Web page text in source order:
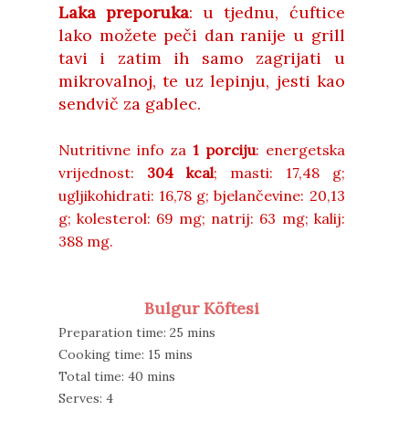
Laka preporuka: u tjednu, ćuftice
lako možete peči dan ranije u grill
tavi i zatim ih samo zagrijati u
mikrovalnoj, te uz lepinju, jesti kao
sendvič za gablec.
Nutritivne info za1 porciju: energetska
vrijednost: 304kcal; masti: 17,48 g;
ugljikohidrati: 16,78 g;bjelančevine: 20,13
g;kolesterol: 69 mg; natrij: 63 mg; kalij:
388 mg.
Bulgur Köftesi
Preparation time: 25 mins
Cooking time: 15 mins
Total time: 40 mins
Serves: 4